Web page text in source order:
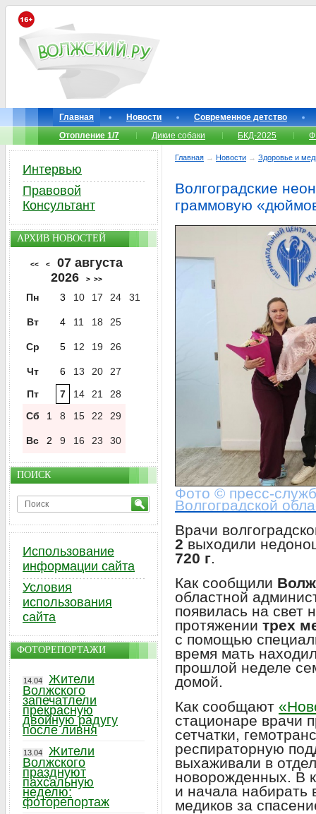
Главная Новости
Современное детство
Отопление 1/7
Дикие собаки БКД-2025
Главная → Новости → Здоровье и
Волгоградские
граммовую
Фото © пресс-
Волгоградской
Врачи
2 выходили
720 г.
Как сообщили
областной
появилась на свет
протяжении трех
с помощью
время мать
прошлой неделе
домой.
Как сообщают
стационаре врачи
сетчатки,
респираторную
выхаживали в
новорожденных. В
и начала набирать
медиков за
Интервью
Правовой
Консультант
АРХИВ НОВОСТЕЙ
<< <
07 августа
2026
> >>
Пн 3 10 17 24 31
Вт 4 11 18 25
Ср 5 12 19 26
Чт 6 13 20
27
Пт
7 14 21
28
Сб
1 8 15 22 29
Вс 2 9 16 23 30
ПОИСК
Использование
информации сайта
Условия
использования
сайта
ФОТОРЕПОРТАЖИ
14.04
Жители
Волжского
запечатлели
прекрасную
двойную радугу
после ливня
13.04
Жители
Волжского
празднуют
пахсальную
неделю:
фоторепортаж